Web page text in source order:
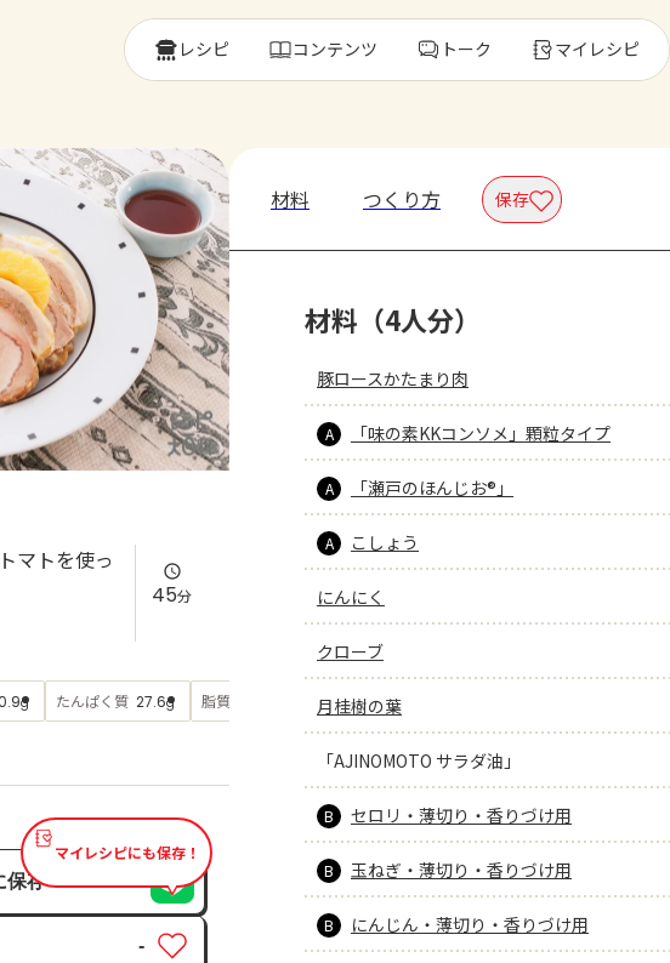
レシピ コンテンツ トーク マイレシピ
マトを使っ
45分
g たんぱく質 27.6g 脂質 もっと見る
マイレシピにも保存！
保存
-
材料 つくり方 保存
材料（4人分）
豚ロースかたまり肉
A 「味の素KKコンソメ」顆粒タイプ
A 「瀬戸のほんじお®」
A こしょう
にんにく
クローブ
月桂樹の葉
「AJINOMOTO サラダ油」
B セロリ・薄切り・香りづけ用
B 玉ねぎ・薄切り・香りづけ用
B にんじん・薄切り・香りづけ用